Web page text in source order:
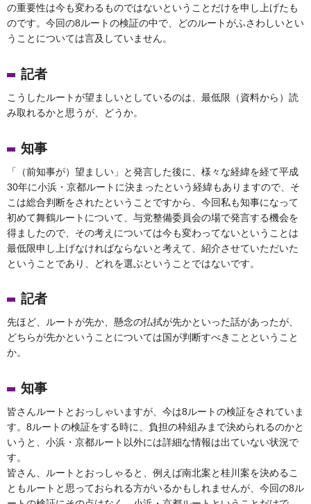
の重要性は今も変わるものではないということだけを申し上げたも
のです。今回の8ルートの検証の中で、どのルートがふさわしいとい
うことについては言及していません。
記者
こうしたルートが望ましいとしているのは、最低限（資料から）読
み取れるかと思うが、どうか。
知事
「（前知事が）望ましい」と発言した後に、様々な経緯を経て平成
30年に小浜・京都ルートに決まったという経緯もありますので、そ
こは総合判断をされたということですから、今回私も知事になって
初めて舞鶴ルートについて、与党整備委員会の場で発言する機会を
得ましたので、その考えについては今も変わってないということは
最低限申し上げなければならないと考えて、紹介させていただいた
ということであり、どれを選ぶということではないです。
記者
先ほど、ルートが先か、懸念の払拭が先かといった話があったが、
どちらが先かということについては国が判断すべきことということ
か。
知事
皆さんルートとおっしゃいますが、今は8ルートの検証をされていま
す。8ルートの検証をする時に、負担の枠組みまで決められるのかと
いうと、小浜・京都ルート以外には詳細な情報は出ていない状況で
す。
皆さん、ルートとおっしゃると、例えば南北案と桂川案を決めるこ
ともルートと思っておられる方がいるかもしれませんが、今回の8ル